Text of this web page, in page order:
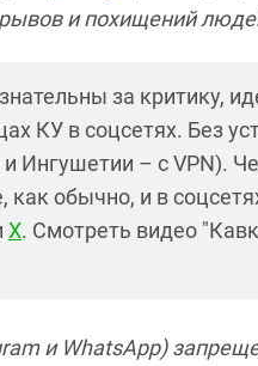
и похищений
за критику,
КУ в соцсетях. Без
Ингушетии – с VPN).
как обычно, и в
X. Смотреть видео
и WhatsApp)